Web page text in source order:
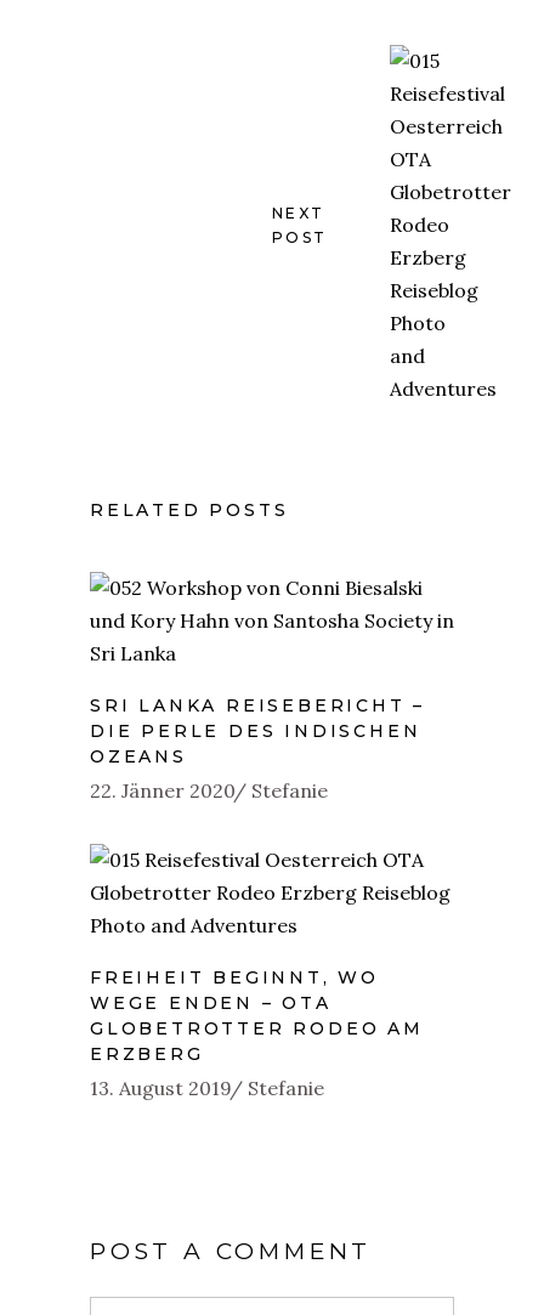
NEXT
POST
RELATED POSTS
SRI LANKA REISEBERICHT –
DIE PERLE DES INDISCHEN
OZEANS
22. Jänner 2020 Stefanie
FREIHEIT BEGINNT, WO
WEGE ENDEN – OTA
GLOBETROTTER RODEO AM
ERZBERG
13. August 2019 Stefanie
POST A COMMENT